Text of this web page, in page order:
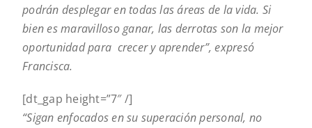
podrán desplegar en todas las áreas de la vida. Si
bien es maravilloso ganar, las derrotas son la mejor
oportunidad para crecer y aprender”, expresó
Francisca.
[dt_gap height=”7″ /]
“Sigan enfocados en su superación personal, no